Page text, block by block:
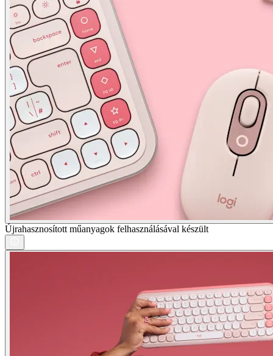
Újrahasznosított műanyagok felhasználásával készült